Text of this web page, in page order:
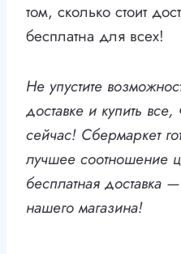
том, сколько стоит
бесплатна для всех!
Не упустите
доставке и купить
сейчас! Сбермаркет
лучшее соотношение
бесплатная доставка
нашего магазина!